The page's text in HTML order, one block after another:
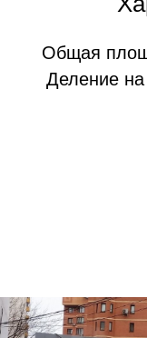
Общая
Деление